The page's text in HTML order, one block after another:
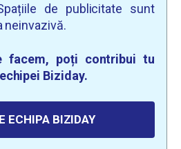
de publicitate sunt
neinvazivă.
facem, poți contribui tu
Biziday.
ECHIPA BIZIDAY